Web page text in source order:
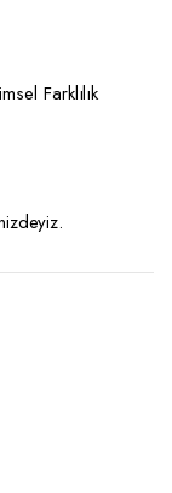
Farklılık